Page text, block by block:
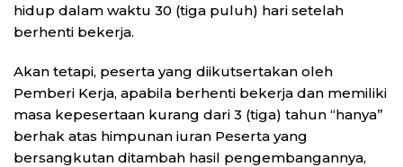
hidup dalam waktu 30 (tiga puluh) hari setelah
berhenti bekerja.
Akan tetapi, peserta yang diikutsertakan oleh
Pemberi Kerja, apabila berhenti bekerja dan memiliki
masa kepesertaan kurang dari 3 (tiga) tahun “hanya”
berhak atas himpunan iuran Peserta yang
bersangkutan ditambah hasil pengembangannya,